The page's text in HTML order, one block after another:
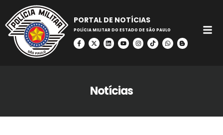
PORTAL DE NOTÍCIAS
POLÍCIA MILITAR DO ESTADO DE SÃO PAULO
Notícias